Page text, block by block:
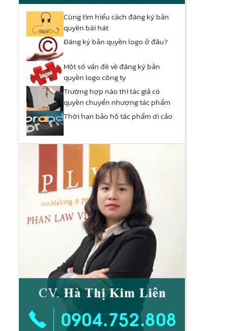
Cùng tìm hiểu cách đăng ký bản
quyền bài hát
Đăng ký bản quyền logo ở đâu?
Một số vấn đề về đăng ký bản
quyền logo công ty
Trường hợp nào thì tác giả có
quyền chuyển nhượng tác phẩm
Thời hạn bảo hộ tác phẩm di cảo